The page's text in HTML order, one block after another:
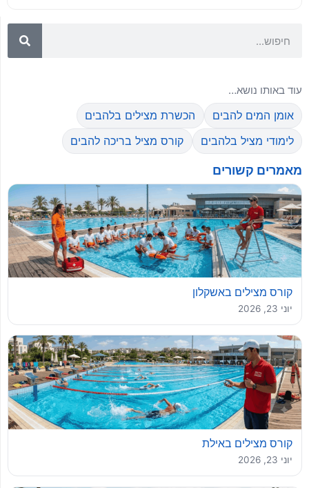
עוד באותו נושא…
אומן המים להבים
הכשרת מצילים בלהבים
לימודי מציל בלהבים
קורס מציל בריכה להבים
מאמרים קשורים
קורס מצילים באשקלון
יוני 23, 2026
קורס מצילים באילת
יוני 23, 2026